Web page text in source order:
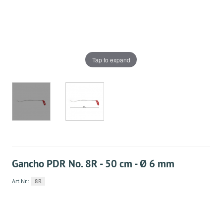
Tap to expand
Gancho PDR No. 8R - 50 cm - Ø 6 mm
Art.Nr.: 8R